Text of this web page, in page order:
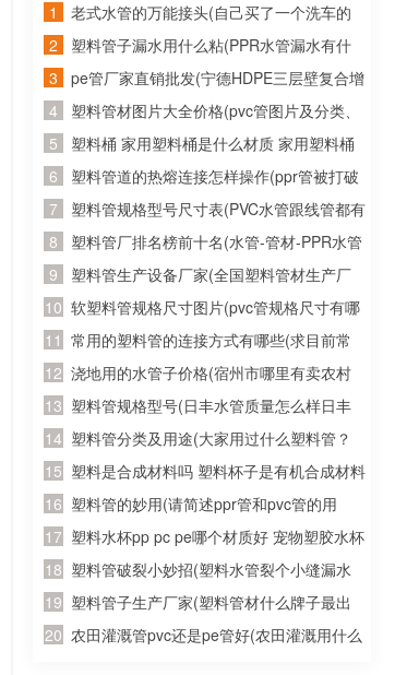
老式水管的万能接头(自己买了一个洗车的
管子，又从网上买了个万能连接头。接了水
龙头上老是往外漏水怎么办)
塑料管子漏水用什么粘(PPR水管漏水有什
么胶可以粘牢)
pe管厂家直销批发(宁德HDPE三层壁复合增
强管批发 诚信为本)
塑料管材图片大全价格(pvc管图片及分类、
发展趋势)
塑料桶 家用塑料桶是什么材质 家用塑料桶
是什么材质的
塑料管道的热熔连接怎样操作(ppr管被打破
用热熔重新连接后还会不会有问题)
塑料管规格型号尺寸表(PVC水管跟线管都有
哪些规格的？)
塑料管厂排名榜前十名(水管-管材-PPR水管
十大品牌榜中榜，2011年管业十大品牌？)
塑料管生产设备厂家(全国塑料管材生产厂
家有哪些知名的)
软塑料管规格尺寸图片(pvc管规格尺寸有哪
几种？主要是直径是多少？)
常用的塑料管的连接方式有哪些(求目前常
用塑料管材的接口方式以及使用范围)
浇地用的水管子价格(宿州市哪里有卖农村
使用灌溉土地的水管，质量如何？大概多少
钱一米？请知道的朋友能告诉我..急急
急、、、)
塑料管规格型号(日丰水管质量怎么样日丰
水管哪个颜色日丰水管多少钱一米)
塑料管分类及用途(大家用过什么塑料管？
PE的？PVC的？PPR的？)
塑料是合成材料吗 塑料杯子是有机合成材料
制成的么
塑料管的妙用(请简述ppr管和pvc管的用
处?)
塑料水杯pp pc pe哪个材质好 宠物塑胶水杯
软的哪种材质最好 宠物塑胶水杯软的哪种材
质比较好的
塑料管破裂小妙招(塑料水管裂个小缝漏水
怎么办？)
塑料管子生产厂家(塑料管材什么牌子最出
名)
农田灌溉管pvc还是pe管好(农田灌溉用什么